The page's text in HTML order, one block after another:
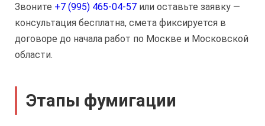
Звоните +7 (995) 465-04-57 или оставьте заявку —
консультация бесплатна, смета фиксируется в
договоре до начала работ по Москве и Московской
области.
Этапы фумигации